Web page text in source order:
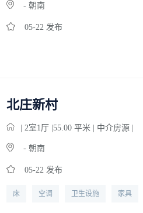
- 朝南
05-22 发布
北庄新村
| 2室1 厅 |55.00 平米 | 中介房源 |
- 朝南
05-22 发布
床 空调 卫生设施 家具